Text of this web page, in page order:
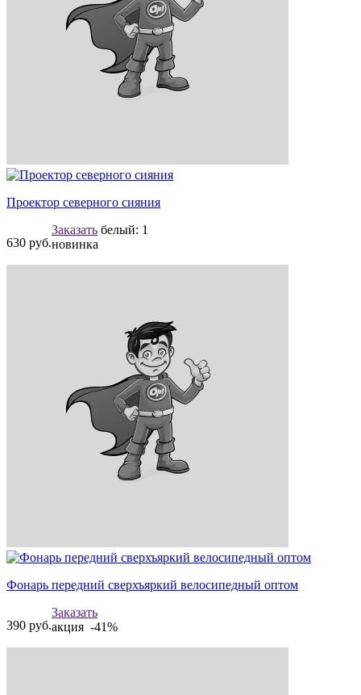
Проектор северного сияния
630 руб.
Заказать белый: 1
новинка
Фонарь передний сверхъяркий велосипедный оптом
390 руб.
Заказать
акция -41%